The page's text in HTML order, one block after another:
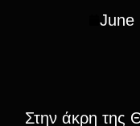
June
Στην άκρη της